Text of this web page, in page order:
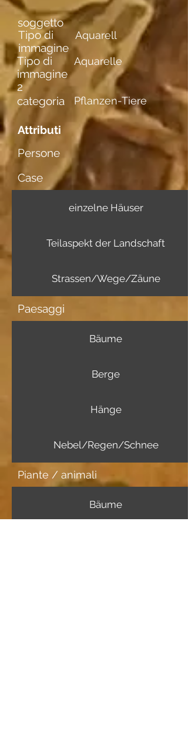
Tipo di
immagine
Aquarell
Tipo di
immagine
2
Aquarelle
categoria Pflanzen-Tiere
Attributi
Persone
Case
einzelne Häuser
Teilaspekt der Landschaft
Strassen/Wege/Zäune
Paesaggi
Bäume
Berge
Hänge
Nebel/Regen/Schnee
Piante / animali
Bäume
soggetto